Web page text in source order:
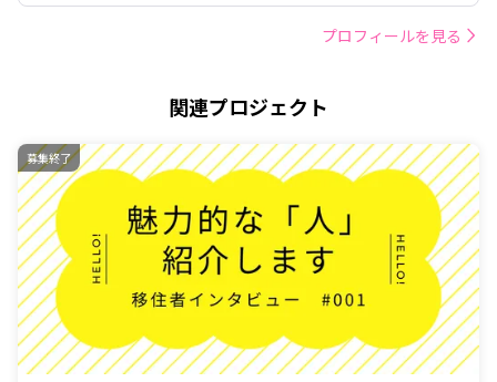
プロフィールを見る
関連プロジェクト
募集終了